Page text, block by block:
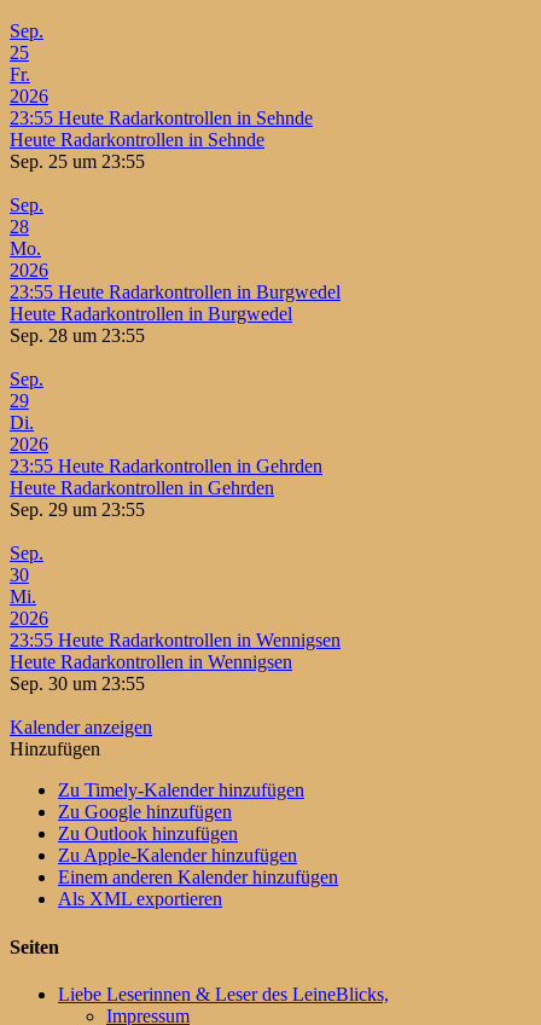
Sep.
25
Fr.
2026
23:55 Heute Radarkontrollen in Sehnde
Heute Radarkontrollen in Sehnde
Sep. 25 um 23:55
Sep.
28
Mo.
2026
23:55 Heute Radarkontrollen in Burgwedel
Heute Radarkontrollen in Burgwedel
Sep. 28 um 23:55
Sep.
29
Di.
2026
23:55 Heute Radarkontrollen in Gehrden
Heute Radarkontrollen in Gehrden
Sep. 29 um 23:55
Sep.
30
Mi.
2026
23:55 Heute Radarkontrollen in Wennigsen
Heute Radarkontrollen in Wennigsen
Sep. 30 um 23:55
Kalender anzeigen
Hinzufügen
Zu Timely-Kalender hinzufügen
Zu Google hinzufügen
Zu Outlook hinzufügen
Zu Apple-Kalender hinzufügen
Einem anderen Kalender hinzufügen
Als XML exportieren
Seiten
Liebe Leserinnen & Leser des LeineBlicks,
Impressum